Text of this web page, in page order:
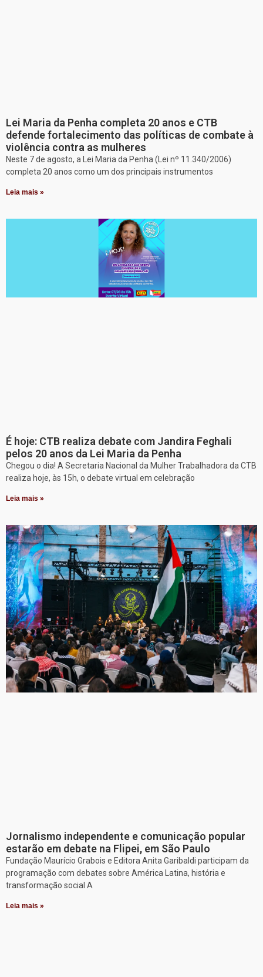
Lei Maria da Penha completa 20 anos e CTB
defende fortalecimento das políticas de combate à
violência contra as mulheres
Neste 7 de agosto, a Lei Maria da Penha (Lei nº 11.340/2006)
completa 20 anos como um dos principais instrumentos
Leia mais »
É hoje: CTB realiza debate com Jandira Feghali
pelos 20 anos da Lei Maria da Penha
Chegou o dia! A Secretaria Nacional da Mulher Trabalhadora da CTB
realiza hoje, às 15h, o debate virtual em celebração
Leia mais »
Jornalismo independente e comunicação popular
estarão em debate na Flipei, em São Paulo
Fundação Maurício Grabois e Editora Anita Garibaldi participam da
programação com debates sobre América Latina, história e
transformação social A
Leia mais »